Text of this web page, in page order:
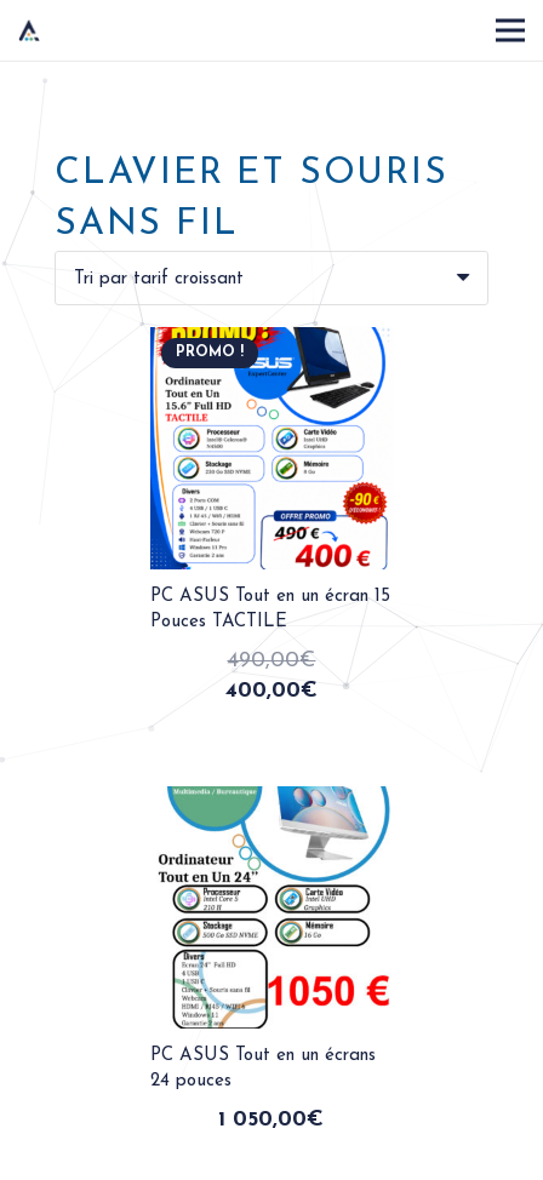
CLAVIER ET SOURIS
SANS FIL
PROMO !
PC ASUS Tout en un écran 15
Pouces TACTILE
490,00€
400,00€
PC ASUS Tout en un écrans
24 pouces
1 050,00€